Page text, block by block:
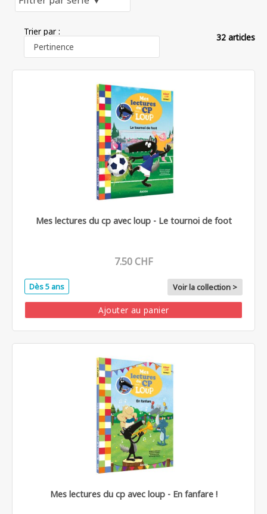
Trier par :
32 articles
Mes lectures du cp avec loup - Le tournoi de foot
7.50 CHF
Dès 5 ans Voir la collection >
Ajouter au panier
Mes lectures du cp avec loup - En fanfare !